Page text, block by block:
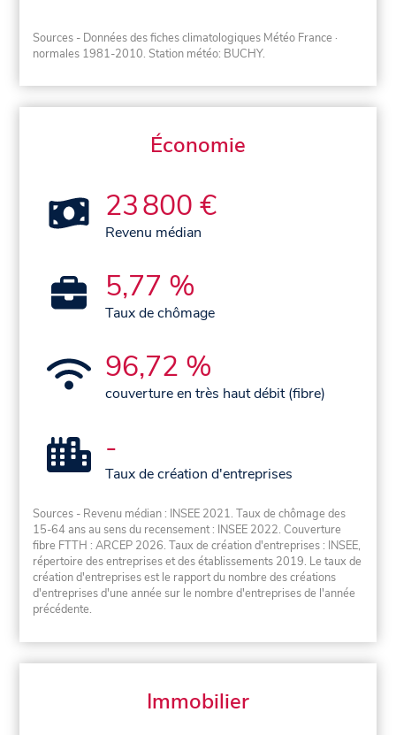
Sources - Données des fiches climatologiques Météo France ·
normales 1981-2010. Station météo: BUCHY.
Économie
23 800 €
Revenu médian
5,77 %
Taux de chômage
96,72 %
couverture en très haut débit (fibre)
-
Taux de création d'entreprises
Sources - Revenu médian : INSEE 2021. Taux de chômage des
15-64 ans au sens du recensement : INSEE 2022. Couverture
fibre FTTH : ARCEP 2026. Taux de création d'entreprises : INSEE,
répertoire des entreprises et des établissements 2019. Le taux de
création d'entreprises est le rapport du nombre des créations
d'entreprises d'une année sur le nombre d'entreprises de l'année
précédente.
Immobilier